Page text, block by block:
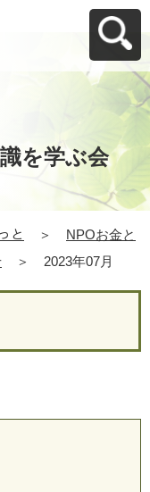
を学ぶ会
と ＞
NPOお金と
＞ 2023年07月